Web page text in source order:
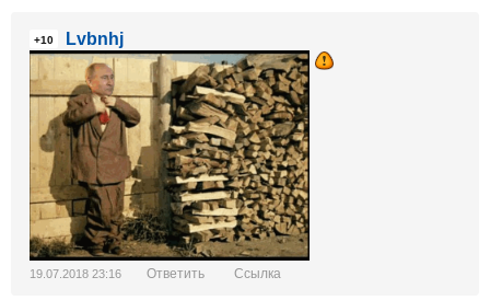
+10 Lvbnhj
19.07.2018 23:16 Ответить Ссылка